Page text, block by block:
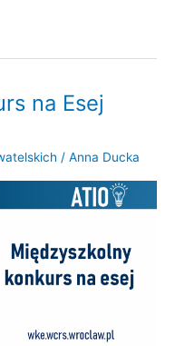
na Esej
/ Anna Ducka